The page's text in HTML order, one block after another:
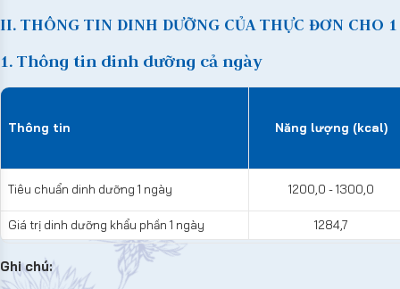
II. THÔNG TIN DINH DƯỠNG CỦA THỰC ĐƠN CHO
1. Thông tin dinh dưỡng cả ngày
Thông tin Năng lượng (kcal)
Tiêu chuẩn dinh dưỡng 1 ngày 1200,0 - 1300,0
Giá trị dinh dưỡng khẩu phần 1 ngày 1284,7
Ghi chú: